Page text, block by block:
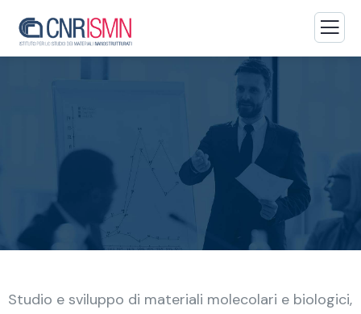
Studio e sviluppo di materiali molecolari e biologici,